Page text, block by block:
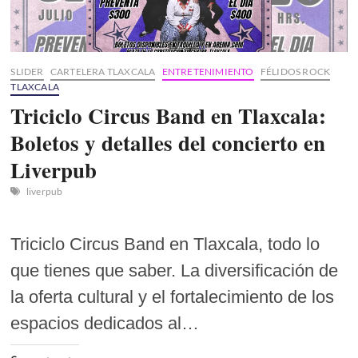
show
SLIDER CARTELERA TLAXCALA ENTRETENIMIENTO
FÉLIDOS ROCK
TLAXCALA
Triciclo Circus Band en Tlaxcala:
Boletos y detalles del concierto en
Liverpub
liverpub
Triciclo Circus Band en Tlaxcala, todo lo
que tienes que saber. La diversificación de
la oferta cultural y el fortalecimiento de los
espacios dedicados al…